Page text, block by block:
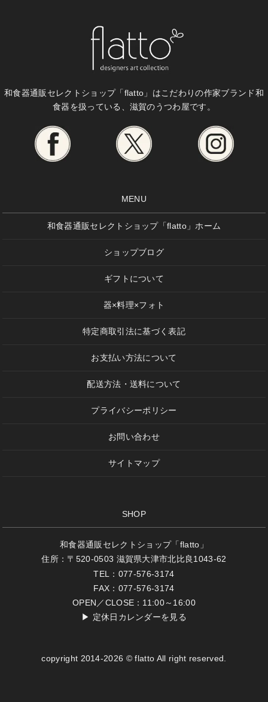
和食器通販セレクトショップ「flatto」はこだわりの作家ブランド和
食器を扱っている、滋賀のうつわ屋です。
MENU
和食器通販セレクトショップ「flatto」ホーム
ショップブログ
ギフトについて
器×料理×フォト
特定商取引法に基づく表記
お支払い方法について
配送方法・送料について
プライバシーポリシー
お問い合わせ
サイトマップ
SHOP
和食器通販セレクトショップ「flatto」
住所：〒520-0503 滋賀県大津市北比良1043-62
TEL：077-576-3174
FAX：077-576-3174
OPEN／CLOSE：11:00～16:00
▶ 定休日カレンダーを見る
copyright 2014-2026 © flatto All right reserved.